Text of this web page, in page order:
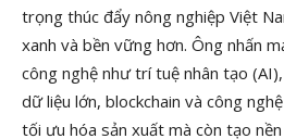
trọng thúc đẩy nông nghiệp Việt
xanh và bền vững hơn. Ông nhấn
công nghệ như trí tuệ nhân tạo
dữ liệu lớn, blockchain và công
tối ưu hóa sản xuất mà còn tạo